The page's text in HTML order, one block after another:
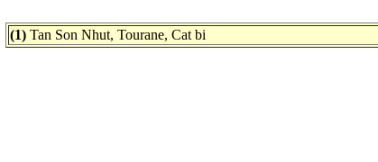
(1) Tan Son Nhut, Tourane, Cat bi